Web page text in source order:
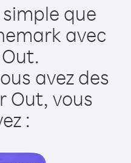
que
avec
avez des
Out, vous
: